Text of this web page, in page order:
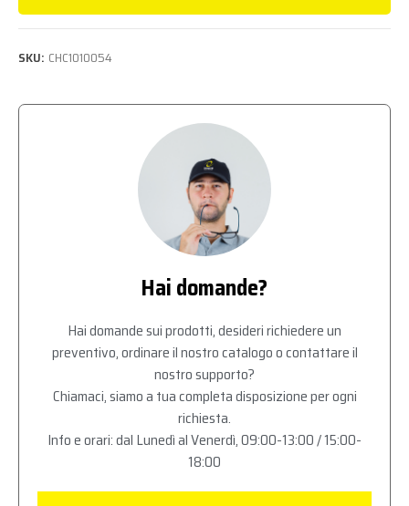
SKU: CHC1010054
Hai domande?
Hai domande sui prodotti, desideri richiedere un
preventivo, ordinare il nostro catalogo o contattare il
nostro supporto?
Chiamaci, siamo a tua completa disposizione per ogni
richiesta.
Info e orari: dal Lunedì al Venerdì, 09:00-13:00 / 15:00-
18:00